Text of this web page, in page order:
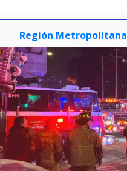
Región Metropolitana